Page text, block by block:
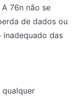
76n não se
de dados ou
inadequado das
qualquer